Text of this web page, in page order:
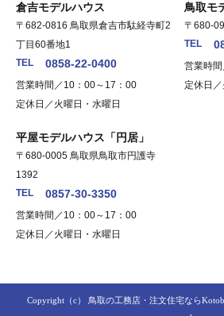
倉吉モデルハウス
〒682-0816 鳥取県倉吉市駄経寺町2
丁目60番地1
TEL
0858-22-0400
営業時間／10：00～17：00
定休日／火曜日・水曜日
鳥取モ
〒680-
TEL
営業時
定休日
平屋モデルハウス「円居」
〒680-0005 鳥取県鳥取市円護寺
1392
TEL
0857-30-3350
営業時間／10：00～17：00
定休日／火曜日・水曜日
Copyright（c） 鳥取の工務店・注文住宅なら